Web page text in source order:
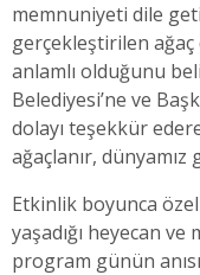
memnuniyeti dile
gerçekleştirilen
anlamlı olduğunu
Belediyesi’ne ve
dolayı teşekkür
ağaçlanır,
Etkinlik boyunca
yaşadığı heyecan
program günün